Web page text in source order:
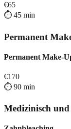
€65
⏱️ 45 min
Permanent
Permanent Make-
€170
⏱️ 90 min
Medizinisch